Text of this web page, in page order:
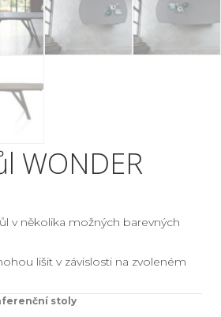
WONDER
v několika možných barevných
lišit v závislosti na zvoleném
stoly